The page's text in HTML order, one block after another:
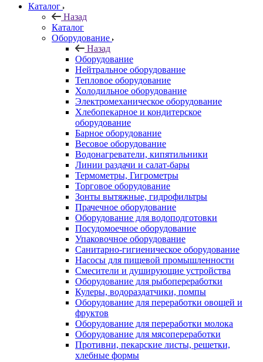
Каталог
Назад
Каталог
Оборудование
Назад
Оборудование
Нейтральное оборудование
Тепловое оборудование
Холодильное оборудование
Электромеханическое оборудование
Хлебопекарное и кондитерское
оборудование
Барное оборудование
Весовое оборудование
Водонагреватели, кипятильники
Линии раздачи и салат-бары
Термометры, Гигрометры
Торговое оборудование
Зонты вытяжные, гидрофильтры
Прачечное оборудование
Оборудование для водоподготовки
Посудомоечное оборудование
Упаковочное оборудование
Санитарно-гигиеническое оборудование
Насосы для пищевой промышленности
Смесители и душирующие устройства
Оборудование для рыбопереработки
Кулеры, водораздатчики, помпы
Оборудование для переработки овощей и
фруктов
Оборудование для переработки молока
Оборудование для мясопереработки
Противни, пекарские листы, решетки,
хлебные формы